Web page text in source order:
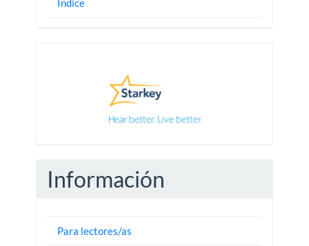
Información
Para lectores/as